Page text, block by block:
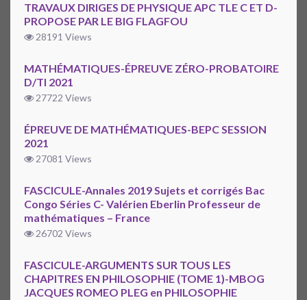
TRAVAUX DIRIGES DE PHYSIQUE APC TLE C ET D-
PROPOSE PAR LE BIG FLAGFOU
28191 Views
MATHÉMATIQUES-ÉPREUVE ZÉRO-PROBATOIRE
D/TI 2021
27722 Views
ÉPREUVE DE MATHÉMATIQUES-BEPC SESSION
2021
27081 Views
FASCICULE-Annales 2019 Sujets et corrigés Bac
Congo Séries C- Valérien Eberlin Professeur de
mathématiques – France
26702 Views
FASCICULE-ARGUMENTS SUR TOUS LES
CHAPITRES EN PHILOSOPHIE (TOME 1)-MBOG
JACQUES ROMEO PLEG en PHILOSOPHIE